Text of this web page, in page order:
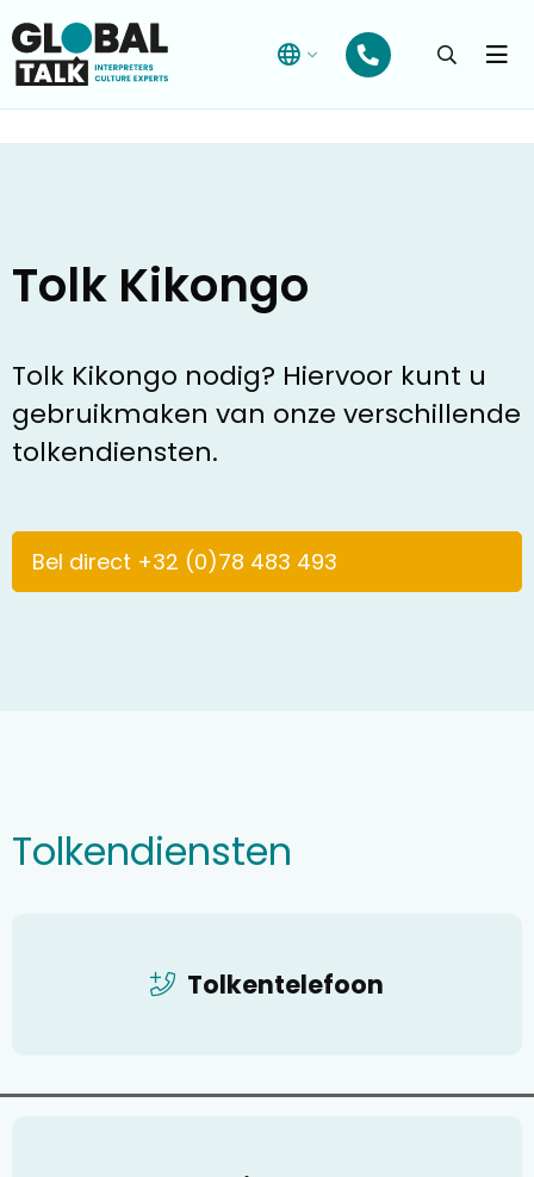
Open
Tolk Kikongo
Tolk Kikongo nodig? Hiervoor kunt u
gebruikmaken van onze verschillende
tolkendiensten.
Bel direct +32 (0)78 483 493
Tolkendiensten
Tolkentelefoon